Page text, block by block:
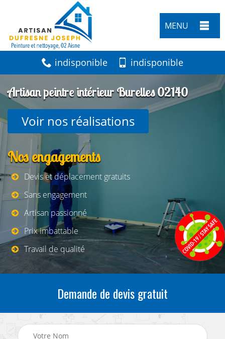
MENU
indisponible indisponible
Artisan peintre intérieur Burelles 02140
Voir nos réalisations
Nos engagements
Devis et déplacement gratuits
Sans engagement
Artisan passionné
Prix imbattable
Travail de qualité
Demande de devis gratuit